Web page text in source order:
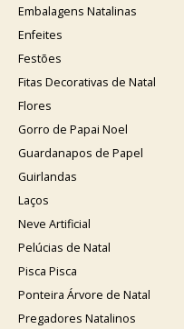
Embalagens Natalinas
Enfeites
Festões
Fitas Decorativas de Natal
Flores
Gorro de Papai Noel
Guardanapos de Papel
Guirlandas
Laços
Neve Artificial
Pelúcias de Natal
Pisca Pisca
Ponteira Árvore de Natal
Pregadores Natalinos